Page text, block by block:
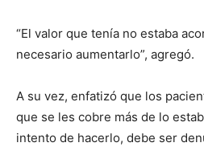
“El valor que tenía no estaba
necesario aumentarlo”, agregó.
A su vez, enfatizó que los
que se les cobre más de lo
intento de hacerlo, debe ser